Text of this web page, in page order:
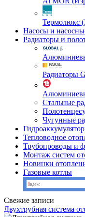
Термолюкс
Насосы и
Радиаторы и
Радиаторы
Стальные
Чугунные
Тепловодное
Трубопроводы и
Монтаж систем
Новинки
Газовые котлы
Свежие записи
Двухтрубная система